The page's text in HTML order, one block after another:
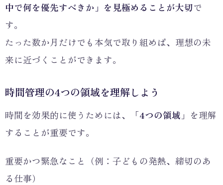
中で何を優先すべきか」を見極めることが大切で
す。
たった数か月だけでも本気で取り組めば、理想の未
来に近づくことができます。
時間管理の4つの領域を理解しよう
時間を効果的に使うためには、「4つの領域 」を理解
することが重要です。
重要かつ緊急なこと（例：子どもの発熱、締切のあ
る仕事）